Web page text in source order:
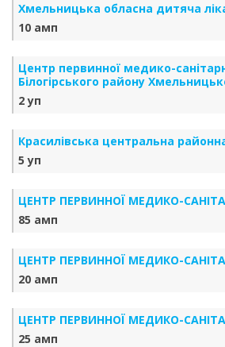
Хмельницька обласна дитяча
10 амп
Центр первинної медико-
Білогірського району
2 уп
Красилівська центральна
5 уп
ЦЕНТР ПЕРВИННОЇ МЕДИКО-
85 амп
ЦЕНТР ПЕРВИННОЇ МЕДИКО-
20 амп
ЦЕНТР ПЕРВИННОЇ МЕДИКО-
25 амп